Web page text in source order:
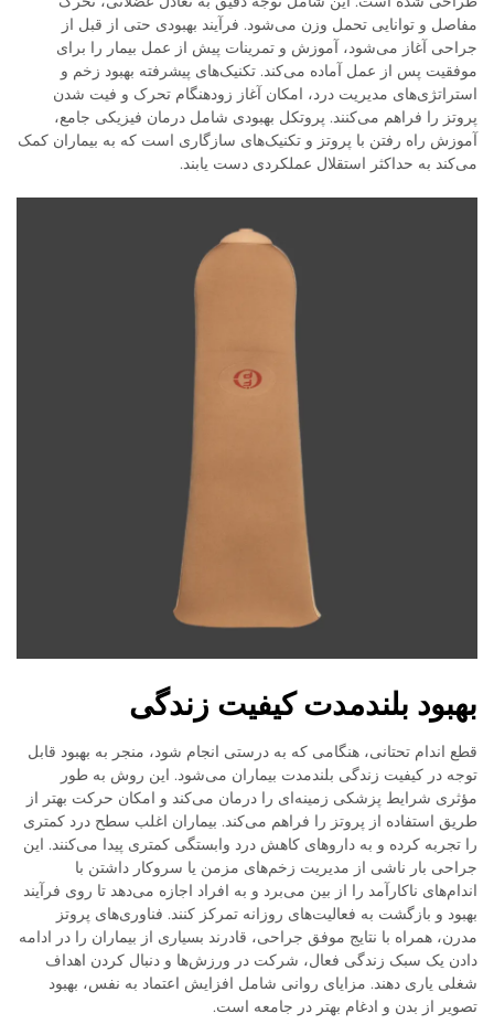
مفاصل و توانایی تحمل وزن می‌شود. فرآیند بهبودی حتی از قبل از
جراحی آغاز می‌شود، آموزش و تمرینات پیش از عمل بیمار را برای
موفقیت پس از عمل آماده می‌کند. تکنیک‌های پیشرفته بهبود زخم و
استراتژی‌های مدیریت درد، امکان آغاز زودهنگام تحرک و فیت شدن
پروتز را فراهم می‌کنند. پروتکل بهبودی شامل درمان فیزیکی جامع،
آموزش راه رفتن با پروتز و تکنیک‌های سازگاری است که به بیماران کمک
می‌کند به حداکثر استقلال عملکردی دست یابند.
بهبود بلندمدت کیفیت زندگی
قطع اندام تحتانی، هنگامی که به درستی انجام شود، منجر به بهبود قابل
توجه در کیفیت زندگی بلندمدت بیماران می‌شود. این روش به طور
مؤثری شرایط پزشکی زمینه‌ای را درمان می‌کند و امکان حرکت بهتر از
طریق استفاده از پروتز را فراهم می‌کند. بیماران اغلب سطح درد کمتری
را تجربه کرده و به داروهای کاهش درد وابستگی کمتری پیدا می‌کنند. این
جراحی بار ناشی از مدیریت زخم‌های مزمن یا سروکار داشتن با
اندام‌های ناکارآمد را از بین می‌برد و به افراد اجازه می‌دهد تا روی فرآیند
بهبود و بازگشت به فعالیت‌های روزانه تمرکز کنند. فناوری‌های پروتز
مدرن، همراه با نتایج موفق جراحی، قادرند بسیاری از بیماران را در ادامه
دادن یک سبک زندگی فعال، شرکت در ورزش‌ها و دنبال کردن اهداف
شغلی یاری دهند. مزایای روانی شامل افزایش اعتماد به نفس، بهبود
تصویر از بدن و ادغام بهتر در جامعه است.